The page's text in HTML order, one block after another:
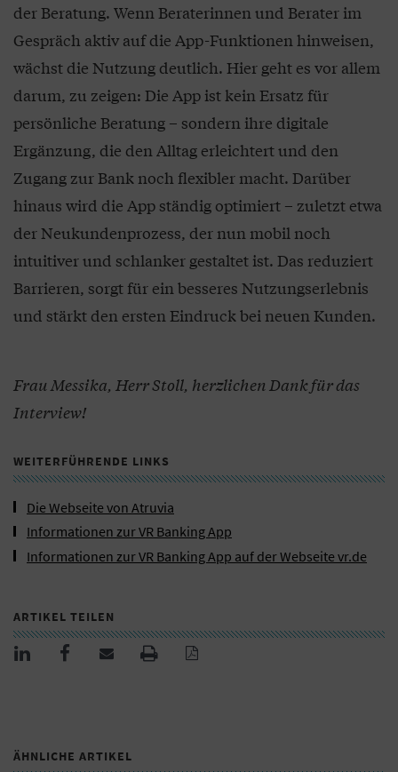
der Beratung. Wenn Beraterinnen und Berater im
Gespräch aktiv auf die App-Funktionen hinweisen,
wächst die Nutzung deutlich. Hier geht es vor allem
darum, zu zeigen: Die App ist kein Ersatz für
persönliche Beratung – sondern ihre digitale
Ergänzung, die den Alltag erleichtert und den
Zugang zur Bank noch flexibler macht. Darüber
hinaus wird die App ständig optimiert – zuletzt etwa
der Neukundenprozess, der nun mobil noch
intuitiver und schlanker gestaltet ist. Das reduziert
Barrieren, sorgt für ein besseres Nutzungserlebnis
und stärkt den ersten Eindruck bei neuen Kunden.
Frau Messika, Herr Stoll, herzlichen Dank für das
Interview!
WEITERFÜHRENDE LINKS
Die Webseite von Atruvia
Informationen zur VR Banking App
Informationen zur VR Banking App auf der Webseite vr.de
ARTIKEL TEILEN
ÄHNLICHE ARTIKEL